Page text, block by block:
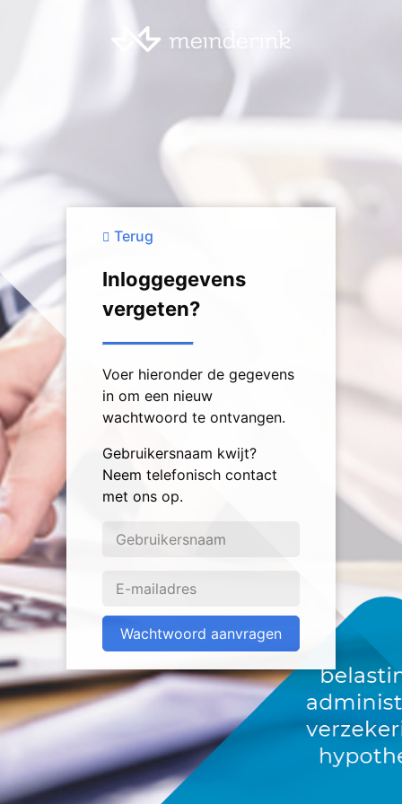
Terug
Inloggegevens
vergeten?
Voer hieronder de gegevens
in om een nieuw
wachtwoord te ontvangen.
Gebruikersnaam kwijt?
Neem telefonisch contact
met ons op.
Wachtwoord aanvragen